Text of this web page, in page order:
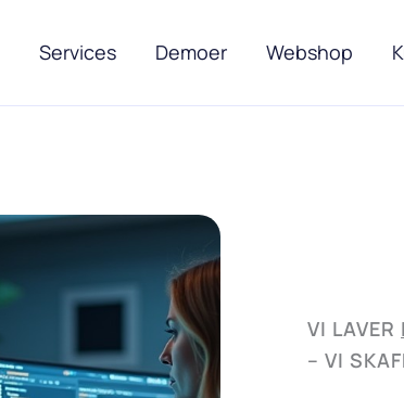
Services Demoer Webshop
VI LAVER
– VI